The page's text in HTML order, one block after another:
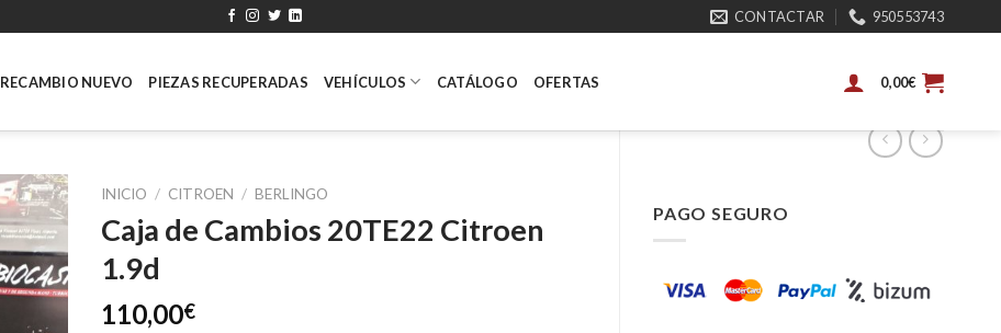
CONTACTAR 950553743
RECAMBIO NUEVO PIEZAS RECUPERADAS VEHÍCULOS CATÁLOGO OFERTAS 0,00€
PAGO SEGURO
INICIO / CITROEN / BERLINGO
Caja de Cambios 20TE22 Citroen
1.9d
110,00€